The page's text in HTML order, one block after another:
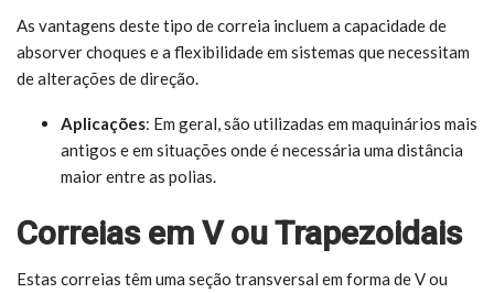
As vantagens deste tipo de correia incluem a capacidade de
absorver choques e a flexibilidade em sistemas que necessitam
de alterações de direção.
Aplicações: Em geral, são utilizadas em maquinários mais
antigos e em situações onde é necessária uma distância
maior entre as polias.
Correias em V ou Trapezoidais
Estas correias têm uma seção transversal em forma de V ou